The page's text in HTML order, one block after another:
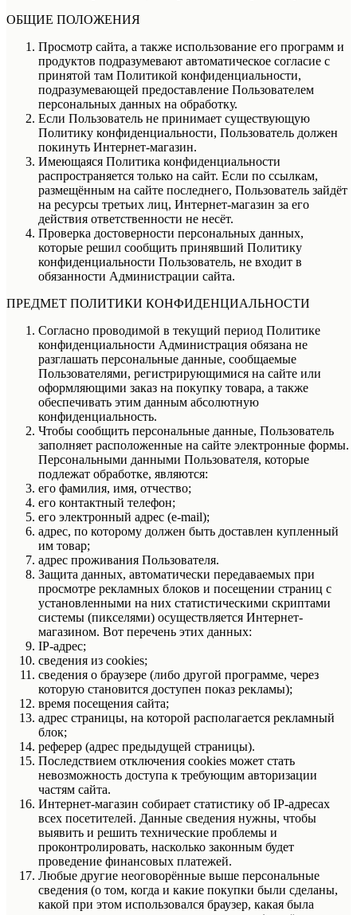
ОБЩИЕ ПОЛОЖЕНИЯ
Просмотр сайта, а также использование его программ и
продуктов подразумевают автоматическое согласие с
принятой там Политикой конфиденциальности,
подразумевающей предоставление Пользователем
персональных данных на обработку.
Если Пользователь не принимает существующую
Политику конфиденциальности, Пользователь должен
покинуть Интернет-магазин.
Имеющаяся Политика конфиденциальности
распространяется только на сайт. Если по ссылкам,
размещённым на сайте последнего, Пользователь зайдёт
на ресурсы третьих лиц, Интернет-магазин за его
действия ответственности не несёт.
Проверка достоверности персональных данных,
которые решил сообщить принявший Политику
конфиденциальности Пользователь, не входит в
обязанности Администрации сайта.
ПРЕДМЕТ ПОЛИТИКИ КОНФИДЕНЦИАЛЬНОСТИ
Согласно проводимой в текущий период Политике
конфиденциальности Администрация обязана не
разглашать персональные данные, сообщаемые
Пользователями, регистрирующимися на сайте или
оформляющими заказ на покупку товара, а также
обеспечивать этим данным абсолютную
конфиденциальность.
Чтобы сообщить персональные данные, Пользователь
заполняет расположенные на сайте электронные формы.
Персональными данными Пользователя, которые
подлежат обработке, являются:
его фамилия, имя, отчество;
его контактный телефон;
его электронный адрес (e-mail);
адрес, по которому должен быть доставлен купленный
им товар;
адрес проживания Пользователя.
Защита данных, автоматически передаваемых при
просмотре рекламных блоков и посещении страниц с
установленными на них статистическими скриптами
системы (пикселями) осуществляется Интернет-
магазином. Вот перечень этих данных:
IP-адрес;
сведения из cookies;
сведения о браузере (либо другой программе, через
которую становится доступен показ рекламы);
время посещения сайта;
адрес страницы, на которой располагается рекламный
блок;
реферер (адрес предыдущей страницы).
Последствием отключения cookies может стать
невозможность доступа к требующим авторизации
частям сайта.
Интернет-магазин собирает статистику об IP-адресах
всех посетителей. Данные сведения нужны, чтобы
выявить и решить технические проблемы и
проконтролировать, насколько законным будет
проведение финансовых платежей.
Любые другие неоговорённые выше персональные
сведения (о том, когда и какие покупки были сделаны,
какой при этом использовался браузер, какая была